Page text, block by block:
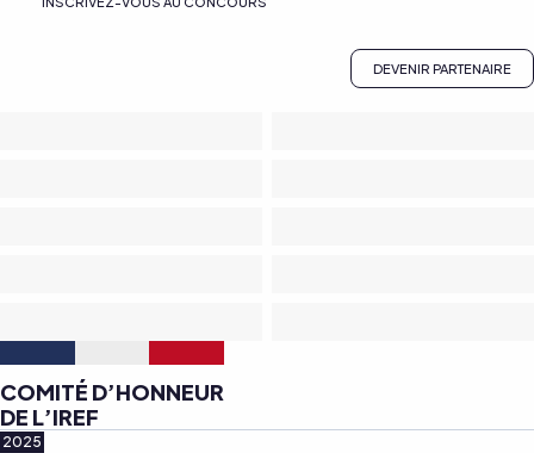
DEVENIR PARTENAIRE
COMITÉ D’HONNEUR
DE L’IREF
2025